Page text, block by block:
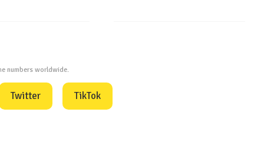
numbers worldwide.
Twitter TikTok